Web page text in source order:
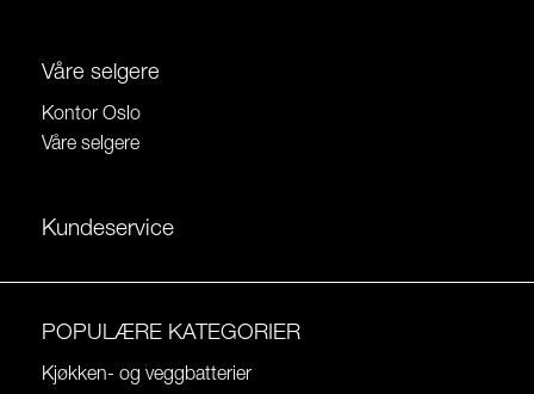
Våre selgere
Kontor Oslo
Våre selgere
Kundeservice
POPULÆRE KATEGORIER
Kjøkken- og veggbatterier